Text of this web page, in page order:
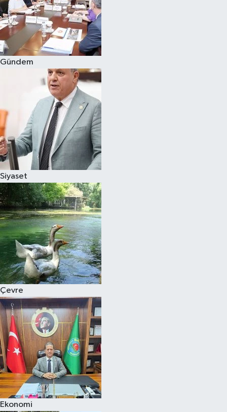
Gündem
Siyaset
Çevre
Ekonomi